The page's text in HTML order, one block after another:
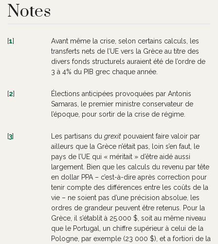
Notes
[1]
Avant même la crise, selon certains calculs, les
transferts nets de l’UE vers la Grèce au titre des
divers fonds structurels auraient été de l’ordre de
3 à 4% du PIB grec chaque année.
[2]
Élections anticipées provoquées par Antonis
Samaras, le premier ministre conservateur de
l’époque, pour sortir de la crise de régime.
[3] Les partisans du grexit pouvaient faire valoir par
ailleurs que la Grèce n’était pas, loin s’en faut, le
pays de l’UE qui « méritait » d’être aidé aussi
largement. Bien que les calculs du revenu par tête
en dollar PPA – c’est-à-dire après correction pour
tenir compte des différences entre les coûts de la
vie – ne soient pas d’une précision absolue, les
ordres de grandeur peuvent être retenus. Pour la
Grèce, il s’établit à 25.000 $, soit au même niveau
que le Portugal, un chiffre supérieur à celui de la
Pologne, par exemple (23 000 $), et a fortiori de la